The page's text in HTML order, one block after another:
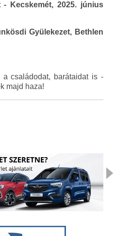
Kecskemét, 2025. június
Gyülekezet, Bethlen
családodat, barátaidat is -
majd haza!